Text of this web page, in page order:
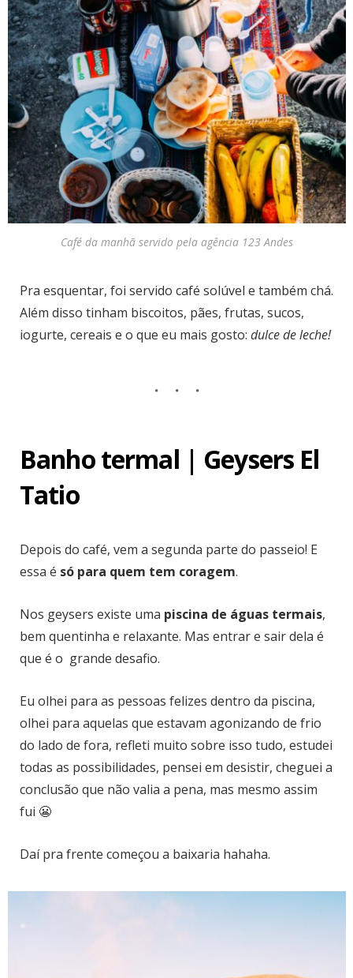
Café da manhã servido pela agência 123 Andes
Pra esquentar, foi servido café solúvel e também chá.
Além disso tinham biscoitos, pães, frutas, sucos,
iogurte, cereais e o que eu mais gosto: dulce de leche!
Banho termal | Geysers El
Tatio
Depois do café, vem a segunda parte do passeio! E
essa é só para quem tem coragem.
Nos geysers existe uma piscina de águas termais,
bem quentinha e relaxante. Mas entrar e sair dela é
que é o grande desafio.
Eu olhei para as pessoas felizes dentro da piscina,
olhei para aquelas que estavam agonizando de frio
do lado de fora, refleti muito sobre isso tudo, estudei
todas as possibilidades, pensei em desistir, cheguei a
conclusão que não valia a pena, mas mesmo assim
fui 😬
Daí pra frente começou a baixaria hahaha.